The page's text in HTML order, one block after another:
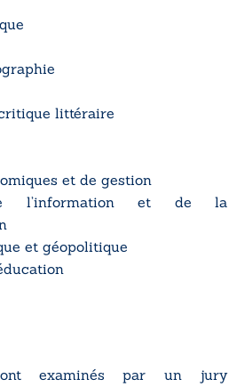
littéraire
et de gestion
l’information et de la
et géopolitique
examinés par un jury